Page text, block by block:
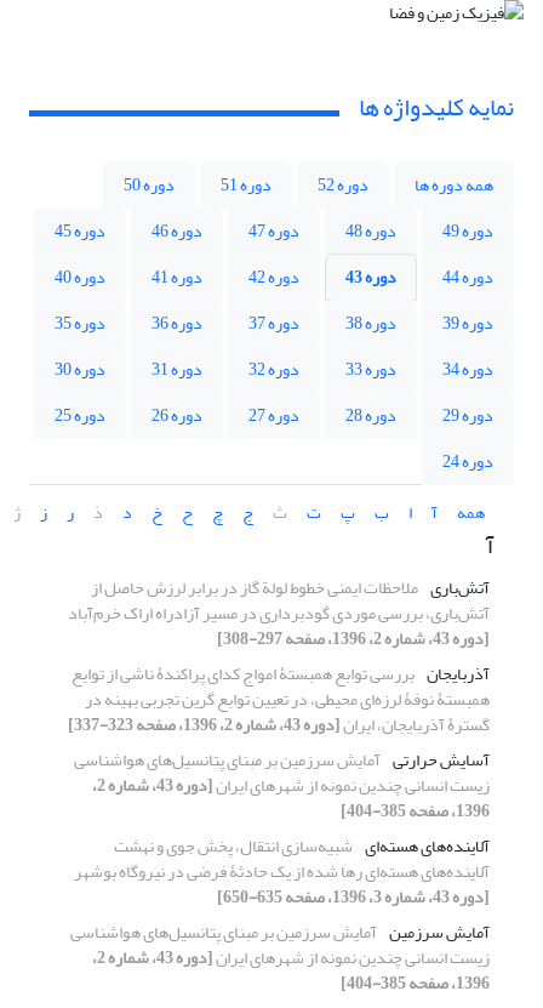
نمایه کلیدواژه ها
همه دوره ها دوره 52 دوره 51
دوره 50
دوره 49
دوره 48 دوره 47 دوره 46
دوره 45
دوره 44
دوره 43 دوره 42 دوره 41
دوره 40
دوره 39
دوره 38 دوره 37 دوره 36
دوره 35
دوره 34
دوره 33 دوره 32 دوره 31
دوره 30
دوره 29
دوره 28 دوره 27 دوره 26
دوره 25
دوره 24
همه
آ ا ب پ ت ث ج چ ح خ د ذ ر ز ژ
آ
آتش‌باری ملاحظات ایمنی خطوط لولة گاز در برابر لرزش حاصل از
آتش‌باری، بررسی موردی گودبرداری در مسیر آزاد‌راه اراک خرم‌آباد
[دوره 43، شماره 2، 1396، صفحه 297-308]
آذربایجان بررسی توابع همبستۀ امواج کدای پراکندۀ ناشی از توابع
همبستۀ نوفۀ لرزه‌ای محیطی، در تعیین توابع گرین تجربی بهینه در
گسترۀ آذربایجان، ایران[دوره 43، شماره 2، 1396، صفحه 323-337]
آسایش حرارتی آمایش سرزمین بر مبنای پتانسیل‌های هواشناسی
زیست انسانی چندین نمونه از شهرهای ایران [دوره 43، شماره 2،
1396، صفحه 385-404]
آلاینده‌های هسته‌ای شبیه‌سازی انتقال، پخش جوی و نهشت
آلاینده‌های هسته‌ای رها شده از یک حادثۀ فرضی در نیروگاه بوشهر
[دوره 43، شماره 3، 1396، صفحه 635-650]
آمایش سرزمین آمایش سرزمین بر مبنای پتانسیل‌های هواشناسی
زیست انسانی چندین نمونه از شهرهای ایران [دوره 43، شماره 2،
1396، صفحه 385-404]